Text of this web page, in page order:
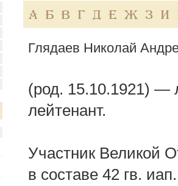
А Б В Г Д Е Ж З И
Глядаев Николай
(род. 15.10.1921) —
лейтенант.
Участник Великой
в составе 42 гв.